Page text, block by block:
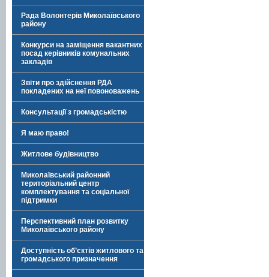
Рада Волонтерів Миколаївського
району
Конкурси на заміщення вакантних
посад керівників комунальних
закладів
Звіти про здійснення РДА
покладених на неї повоноважень
Консультації з громадськістю
Я маю право!
Житлове будівництво
Миколаївський районний
територіальний центр
комплектування та соціальної
підтримки
Перспективний план розвитку
Миколаївського району
Доступність об’єктів житлового та
громадського призначення